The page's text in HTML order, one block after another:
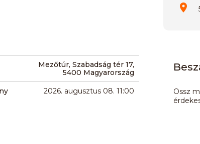
Mezőtúr, Szabadság tér 17,
5400 Magyarország
2026. augusztus 08. 11:00
Ossz